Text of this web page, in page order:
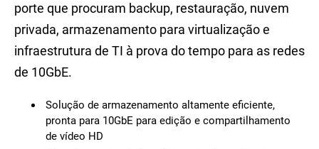
porte que procuram backup, restauração, nuvem
privada, armazenamento para virtualização e
infraestrutura de TI à prova do tempo para as redes
de 10GbE.
Solução de armazenamento altamente eficiente,
pronta para 10GbE para edição e compartilhamento
de vídeo HD